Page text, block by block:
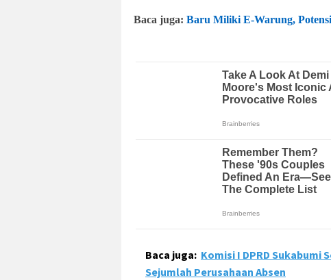
Baca juga: Baru Miliki E-Warung,
Baca juga: Komisi I DPRD Sukabumi
Sejumlah Perusahaan Absen